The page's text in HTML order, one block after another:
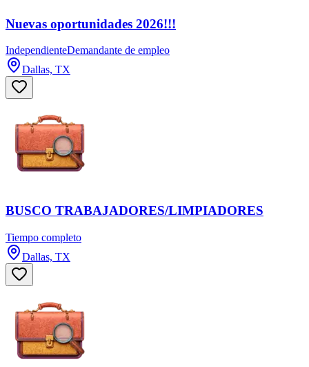
Nuevas oportunidades 2026!!!
IndependienteDemandante de empleo
Dallas, TX
BUSCO TRABAJADORES/LIMPIADORES
Tiempo completo
Dallas, TX